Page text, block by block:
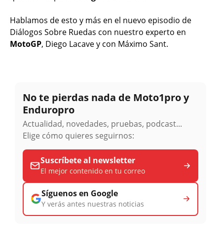
Hablamos de esto y más en el nuevo episodio de
Diálogos Sobre Ruedas con nuestro experto en
MotoGP, Diego Lacave y con Máximo Sant.
No te pierdas nada de Moto1pro y
Enduropro
Actualidad, novedades, pruebas, podcast...
Elige cómo quieres seguirnos:
Suscríbete al newsletter
El mejor contenido en tu correo
Síguenos en Google
Y verás antes nuestras noticias